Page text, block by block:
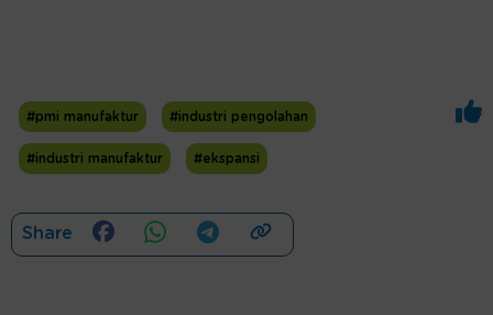
#pmi manufaktur #industri pengolahan
#industri manufaktur #ekspansi
Share